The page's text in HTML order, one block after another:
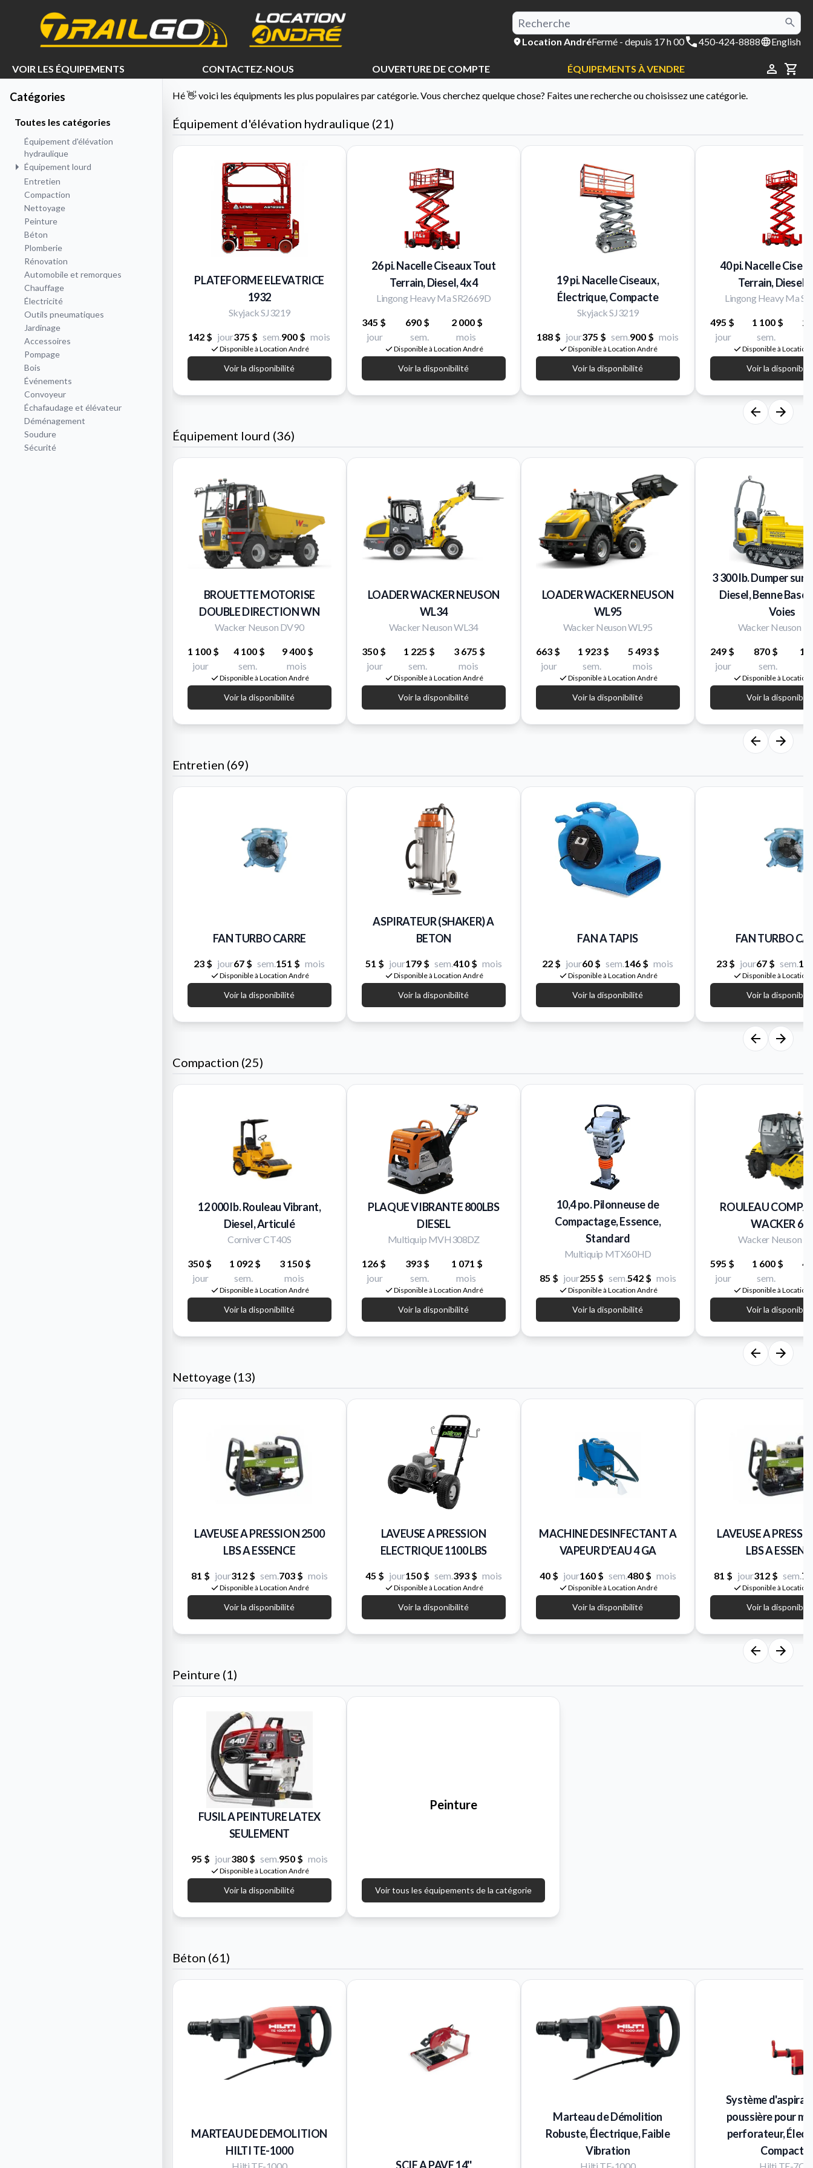
Location AndréFermé - depuis 17 h 00 450-424-8888 English
VOIR LES ÉQUIPEMENTS CONTACTEZ-NOUS OUVERTURE DE COMPTE ÉQUIPEMENTS À VENDRE
Catégories
Toutes les catégories
Équipement d'élévation
hydraulique
Équipement lourd
Entretien
Compaction
Nettoyage
Peinture
Béton
Plomberie
Rénovation
Automobile et remorques
Chauffage
Électricité
Outils pneumatiques
Jardinage
Accessoires
Pompage
Bois
Événements
Convoyeur
Échafaudage et élévateur
Déménagement
Soudure
Sécurité
Hé 👋 voici les équipments les plus populaires par catégorie. Vous cherchez quelque chose? Faites une recherche ou choisissez une catégorie.
Équipement d'élévation hydraulique (21)
PLATEFORME ELEVATRICE
1932
Skyjack SJ3219
142 $ jour375 $ sem.900 $ mois
Disponible à Location André
Voir la disponibilité
26 pi. Nacelle Ciseaux Tout
Terrain, Diesel, 4x4
Lingong Heavy Ma SR2669D
345 $
jour
690 $
sem.
2 000 $
mois
Disponible à Location André
Voir la disponibilité
19 pi. Nacelle Ciseaux,
Électrique, Compacte
Skyjack SJ3219
188 $ jour375 $ sem.900 $ mois
Disponible à Location André
Voir la disponibilité
40 pi. Nacelle
Terrain, Diesel,
Lingong Heavy Ma
495 $
jour
1 100 $
sem.
2
Disponible à Location
Voir la
Équipement lourd (36)
BROUETTE MOTORISE
DOUBLE DIRECTION WN
Wacker Neuson DV90
1 100 $
jour
4 100 $
sem.
9 400 $
mois
Disponible à Location André
Voir la disponibilité
LOADER WACKER NEUSON
WL34
Wacker Neuson WL34
350 $
jour
1 225 $
sem.
3 675 $
mois
Disponible à Location André
Voir la disponibilité
LOADER WACKER NEUSON
WL95
Wacker Neuson WL95
663 $
jour
1 923 $
sem.
5 493 $
mois
Disponible à Location André
Voir la disponibilité
3 300 lb. Dumper sur
Diesel, Benne
Voies
Wacker Neuson
249 $
jour
870 $
sem.
1
Disponible à Location
Voir la
Entretien (69)
FAN TURBO CARRE
23 $ jour67 $ sem.151 $ mois
Disponible à Location André
Voir la disponibilité
ASPIRATEUR (SHAKER) A
BETON
51 $ jour179 $ sem.410 $ mois
Disponible à Location André
Voir la disponibilité
FAN A TAPIS
22 $ jour60 $ sem.146 $ mois
Disponible à Location André
Voir la disponibilité
FAN TURBO
23 $ jour67 $ sem.
Disponible à Location
Voir la
Compaction (25)
12 000 lb. Rouleau Vibrant,
Diesel, Articulé
Corniver CT40S
350 $
jour
1 092 $
sem.
3 150 $
mois
Disponible à Location André
Voir la disponibilité
PLAQUE VIBRANTE 800LBS
DIESEL
Multiquip MVH308DZ
126 $
jour
393 $
sem.
1 071 $
mois
Disponible à Location André
Voir la disponibilité
10,4 po. Pilonneuse de
Compactage, Essence,
Standard
Multiquip MTX60HD
85 $ jour255 $ sem.542 $ mois
Disponible à Location André
Voir la disponibilité
ROULEAU
WACKER 66''
Wacker Neuson
595 $
jour
1 600 $
sem.
4
Disponible à Location
Voir la
Nettoyage (13)
LAVEUSE A PRESSION 2500
LBS A ESSENCE
81 $ jour312 $ sem.703 $ mois
Disponible à Location André
Voir la disponibilité
LAVEUSE A PRESSION
ELECTRIQUE 1100 LBS
45 $ jour150 $ sem.393 $ mois
Disponible à Location André
Voir la disponibilité
MACHINE DESINFECTANT A
VAPEUR D'EAU 4 GA
40 $ jour160 $ sem.480 $ mois
Disponible à Location André
Voir la disponibilité
LAVEUSE A
LBS A
81 $ jour312 $ sem.
Disponible à Location
Voir la
Peinture (1)
FUSIL A PEINTURE LATEX
SEULEMENT
95 $ jour380 $ sem.950 $ mois
Disponible à Location André
Voir la disponibilité
Peinture
Voir tous les équipements de la catégorie
Béton (61)
MARTEAU DE DEMOLITION
HILTI TE-1000
SCIE A PAVE 14''
Marteau de Démolition
Robuste, Électrique, Faible
Vibration
Système
poussière pour
perforateur,
Compact